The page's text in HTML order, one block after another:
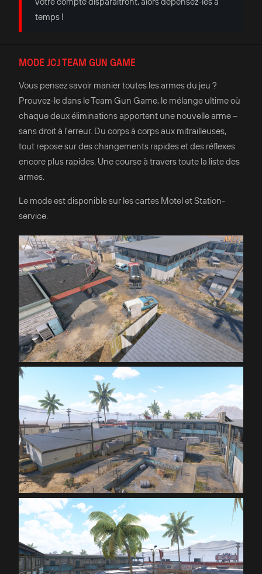
temps !
MODE JCJ TEAM GUN GAME
Vous pensez savoir manier toutes les armes du jeu ?
Prouvez-le dans le Team Gun Game, le mélange ultime où
chaque deux éliminations apportent une nouvelle arme –
sans droit à l'erreur. Du corps à corps aux mitrailleuses,
tout repose sur des changements rapides et des réflexes
encore plus rapides. Une course à travers toute la liste des
armes.
Le mode est disponible sur les cartes Motel et Station-
service.